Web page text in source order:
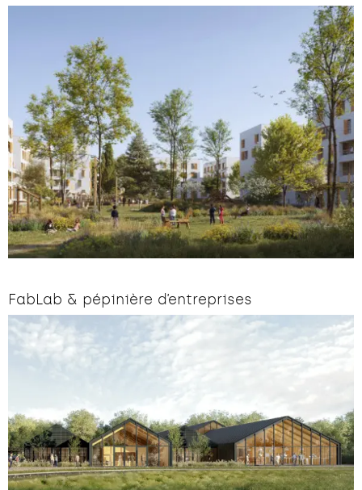
FabLab & pépinière d’entreprises